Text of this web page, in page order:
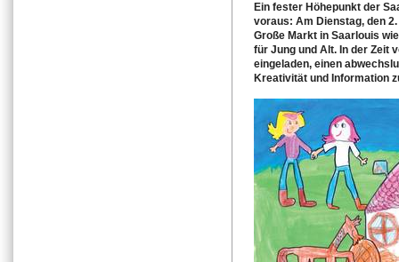
Ein fester Höhepunkt der
voraus: Am Dienstag, den
Große Markt in Saarlouis
für Jung und Alt. In der Zeit
eingeladen, einen
Kreativität und Information